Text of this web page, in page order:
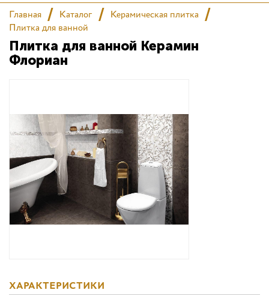
Салон
Сертификаты
Комплекс услуг
Контакты
Главная Каталог
Керамическая плитка
Плитка для ванной
Плитка для ванной Керамин
Флориан
ХАРАКТЕРИСТИКИ